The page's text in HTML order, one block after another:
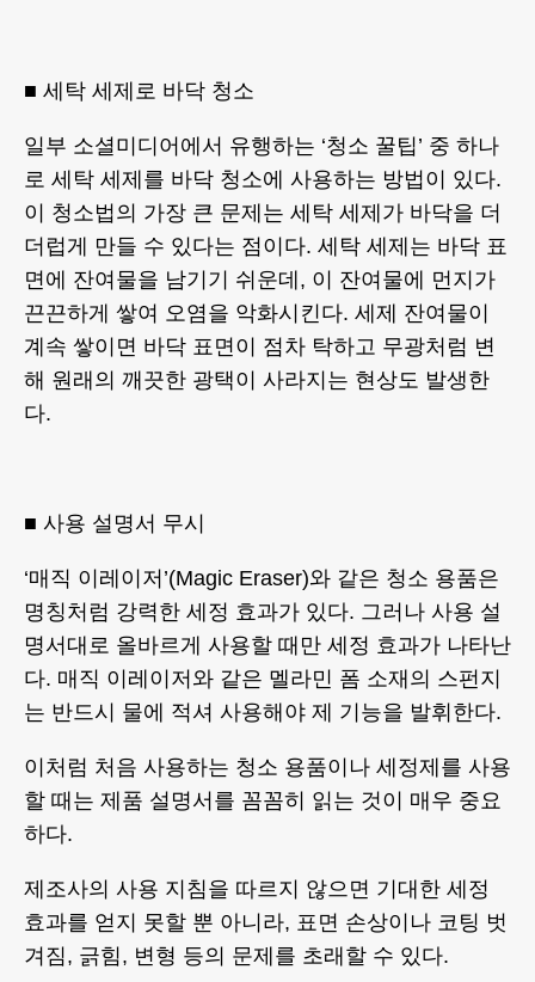
■ 세탁 세제로 바닥 청소
일부 소셜미디어에서 유행하는 ‘청소 꿀팁’ 중 하나
로 세탁 세제를 바닥 청소에 사용하는 방법이 있다.
이 청소법의 가장 큰 문제는 세탁 세제가 바닥을 더
더럽게 만들 수 있다는 점이다. 세탁 세제는 바닥 표
면에 잔여물을 남기기 쉬운데, 이 잔여물에 먼지가
끈끈하게 쌓여 오염을 악화시킨다. 세제 잔여물이
계속 쌓이면 바닥 표면이 점차 탁하고 무광처럼 변
해 원래의 깨끗한 광택이 사라지는 현상도 발생한
다.
■ 사용 설명서 무시
‘매직 이레이저’(Magic Eraser)와 같은 청소 용품은
명칭처럼 강력한 세정 효과가 있다. 그러나 사용 설
명서대로 올바르게 사용할 때만 세정 효과가 나타난
다. 매직 이레이저와 같은 멜라민 폼 소재의 스펀지
는 반드시 물에 적셔 사용해야 제 기능을 발휘한다.
이처럼 처음 사용하는 청소 용품이나 세정제를 사용
할 때는 제품 설명서를 꼼꼼히 읽는 것이 매우 중요
하다.
제조사의 사용 지침을 따르지 않으면 기대한 세정
효과를 얻지 못할 뿐 아니라, 표면 손상이나 코팅 벗
겨짐, 긁힘, 변형 등의 문제를 초래할 수 있다.